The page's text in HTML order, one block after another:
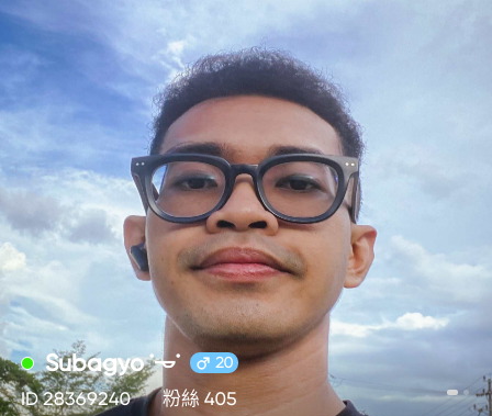
Subagyo ˙𐃷˙ 20
ID 28369240 粉絲 405